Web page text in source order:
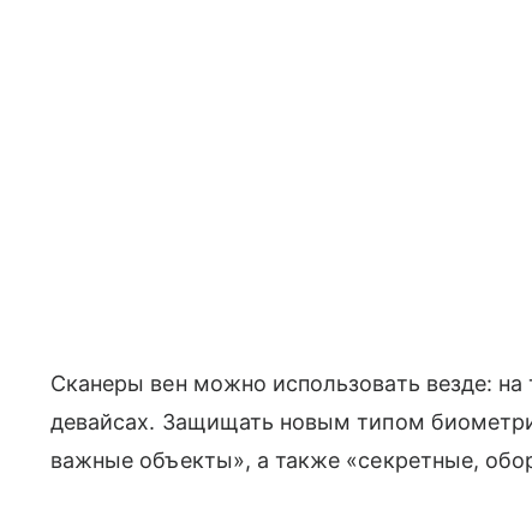
Сканеры вен можно использовать везде:
девайсах. Защищать новым типом
важные объекты», а также «секретные,